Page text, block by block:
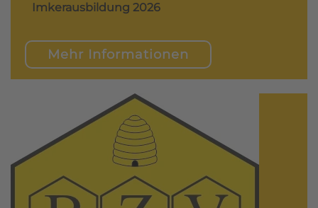
Imkerausbildung 2026
Mehr Informationen